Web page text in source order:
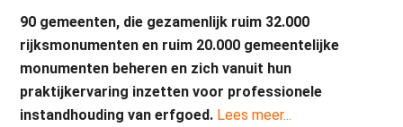
90 gemeenten, die gezamenlijk ruim 32.000
rijksmonumenten en ruim 20.000 gemeentelijke
monumenten beheren en zich vanuit hun
praktijkervaring inzetten voor professionele
instandhouding van erfgoed. Lees meer...